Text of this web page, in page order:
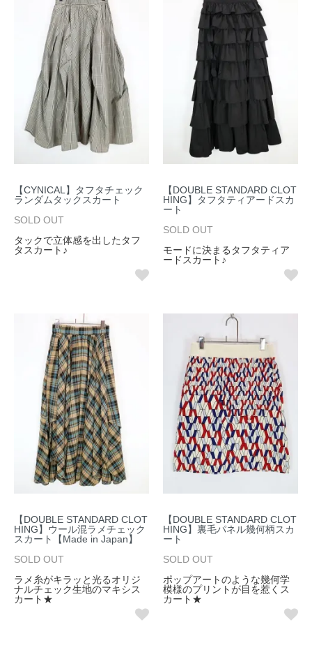
【CYNICAL】タフタチェック
ランダムタックスカート
SOLD OUT
タックで立体感を出したタフ
タスカート♪
【DOUBLE STANDARD CLOT
HING】タフタティアードスカ
ート
SOLD OUT
モードに決まるタフタティア
ードスカート♪
【DOUBLE STANDARD CLOT
HING】ウール混ラメチェック
スカート【Made in Japan】
SOLD OUT
ラメ糸がキラッと光るオリジ
ナルチェック生地のマキシス
カート★
【DOUBLE STANDARD CLOT
HING】裏毛パネル幾何柄スカ
ート
SOLD OUT
ポップアートのような幾何学
模様のプリントが目を惹くス
カート★